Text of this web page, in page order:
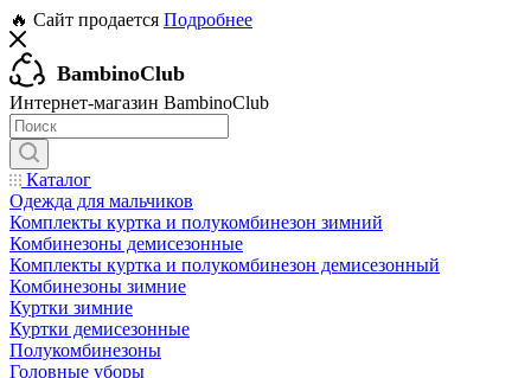
🔥 Сайт продается Подробнее
BambinoClub
Интернет-магазин BambinoClub
Каталог
Одежда для мальчиков
Комплекты куртка и полукомбинезон зимний
Комбинезоны демисезонные
Комплекты куртка и полукомбинезон демисезонный
Комбинезоны зимние
Куртки зимние
Куртки демисезонные
Полукомбинезоны
Головные уборы